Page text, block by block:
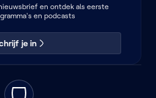
en ontdek als eerste
en podcasts
je in